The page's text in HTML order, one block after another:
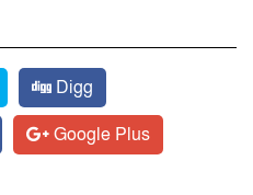
Digg
Google Plus